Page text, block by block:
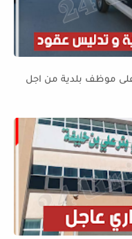
موظف بلدية من اجل